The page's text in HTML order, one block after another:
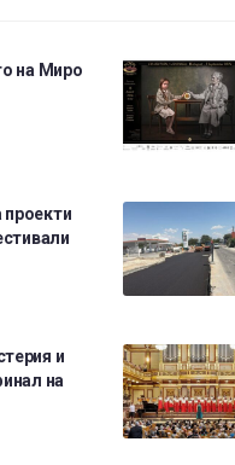
на Миро
и
на